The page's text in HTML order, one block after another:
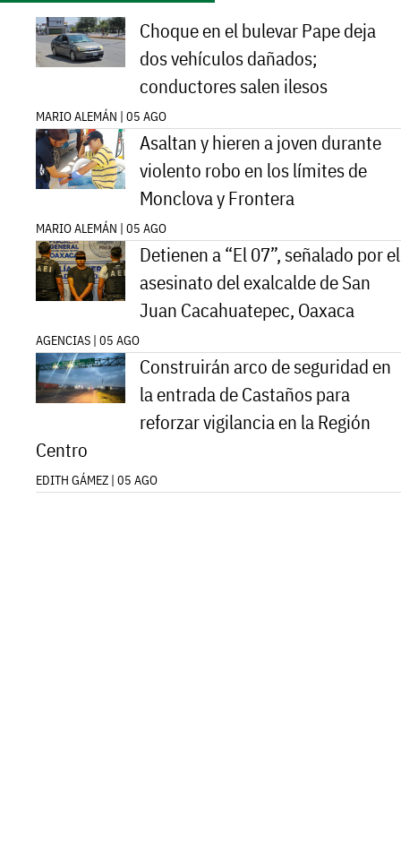
Choque en el bulevar Pape deja
dos vehículos dañados;
conductores salen ilesos
MARIO ALEMÁN | 05 AGO
Asaltan y hieren a joven durante
violento robo en los límites de
Monclova y Frontera
MARIO ALEMÁN | 05 AGO
Detienen a “El 07”, señalado por el
asesinato del exalcalde de San
Juan Cacahuatepec, Oaxaca
AGENCIAS | 05 AGO
Construirán arco de seguridad en
la entrada de Castaños para
reforzar vigilancia en la Región
Centro
EDITH GÁMEZ | 05 AGO